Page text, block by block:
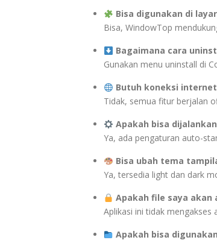
Bisa digunakan di
Bisa, WindowTop
Bagaimana cara
Gunakan menu uninstall di
Butuh koneksi
Tidak, semua fitur berjalan
Apakah bisa
Ya, ada pengaturan auto-
Bisa ubah tema
Ya, tersedia light dan dark
Apakah file saya akan
Aplikasi ini tidak mengakses
Apakah bisa